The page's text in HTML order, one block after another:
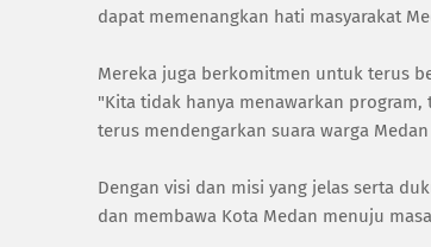
dapat memenangkan hati masyarakat
Mereka juga berkomitmen untuk terus
"Kita tidak hanya menawarkan
terus mendengarkan suara warga
Dengan visi dan misi yang jelas serta
dan membawa Kota Medan menuju